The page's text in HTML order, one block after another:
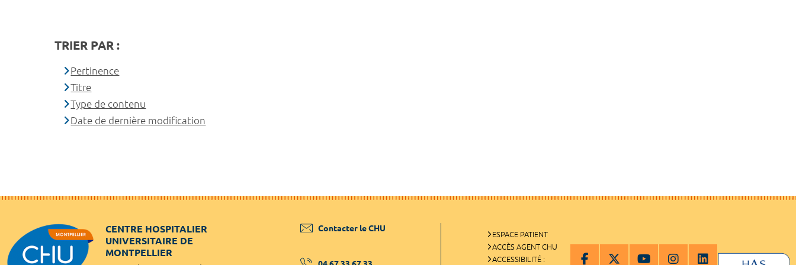
TRIER PAR :
Pertinence
Titre
Type de contenu
Date de dernière modification
CENTRE HOSPITALIER
UNIVERSITAIRE DE
MONTPELLIER
Contacter le CHU
ESPACE PATIENT
ACCÈS AGENT CHU
ACCESSIBILITÉ :